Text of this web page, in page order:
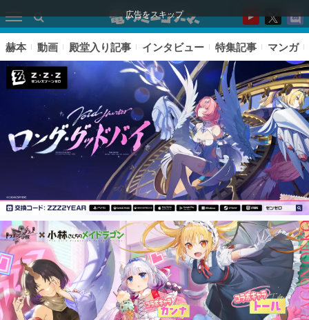
広告をスキップ
ピックアップ
電ファミのいま読まれている記事ランキング
アプリセール情報
赫本 動画 殿堂入り記事 インタビュー 特集記事 マンガ